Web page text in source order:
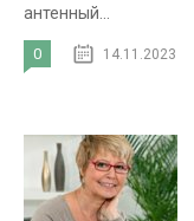
антенный...
0 14.11.2023